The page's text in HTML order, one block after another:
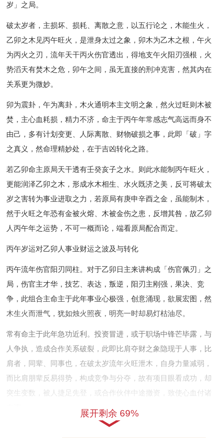
岁」之局。
破太岁者，主损坏、损耗、离散之意，以五行论之，木能生火，
乙卯之木见丙午旺火，是泄身太过之象，卯木为乙木之根，午火
为丙火之刃，流年天干丙火伤官透出，得地支午火阳刃强根，火
势滔天有焚木之危，卯午之间，虽无直接的刑冲克害，然其内在
关系更为微妙。
卯为震卦，午为离卦，木火通明本主文明之象，然火过旺则木被
焚，主心血耗损，精力不济，命主于丙午年常感志气高远而身不
由己，多有计划变更、人际离散、财物破损之事，此即「破」字
之真义，然命理精妙处，在于吉凶转化之路。
若乙卯命主原局天干透有壬癸亥子之水。则此水能制丙午旺火，
更能润泽乙卯之木，形成水木相生、水火既济之美，反可将破太
岁之害转为事业进取之力，若原局有庚申辛酉之金，虽能制木，
然于火旺之年恐有金被火熔、木被金伤之患，反增其咎，故乙卯
人丙午年之运势，不可一概而论，端看原局配合而定。
丙午岁运对乙卯人事业财运之波及与转化
丙午流年伤官阳刃同柱。对于乙卯日主来讲构成「伤官佩刃」之
局，伤官主才华，技艺、表达，叛逆，阳刃主刚强，果决、竞
争，此组合主命主于此年事业心极强，创意涌现，欲展宏图，然
木生火而泄气，犹如烛火照夜，明亮一时却易灯枯油尽。
常有命主于此年急功近利。投资冒进，或于职场中锋芒毕露，与
人争执，造成合作关系破裂，此即比肩夺财之象隐现于人事，比
肩者，同辈、同事也，在破太岁流年火旺泄木，自身力量减弱，
而比肩朋辈反易得势，构成竞争与分夺，故有项目眼看成功，却
突生变数，被人捷足先登，或合作伙伴中途撤资，致使心血付诸
究其五行之理，火旺必然造成木焚 → 木弱则难克土 → 土为财星
展开剩余 69%